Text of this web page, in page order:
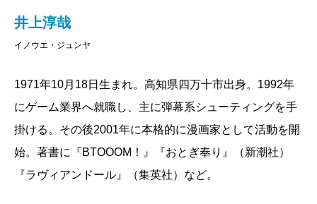
井上淳哉
イノウエ・ジュンヤ
1971年10月18日生まれ。高知県四万十市出身。1992年
にゲーム業界へ就職し、主に弾幕系シューティングを手
掛ける。その後2001年に本格的に漫画家として活動を開
始。著書に『BTOOOM！』『おとぎ奉り』（新潮社）
『ラヴィアンドール』（集英社）など。